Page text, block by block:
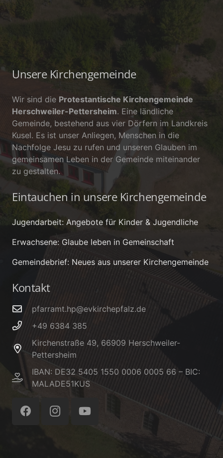
Unsere Kirchengemeinde
Wir sind die Protestantische Kirchengemeinde
Herschweiler-Pettersheim. Eine ländliche
Gemeinde, bestehend aus vier Dörfern im Landkreis
Kusel. Es ist unser Anliegen, Menschen in die
Nachfolge Jesu zu rufen und unseren Glauben im
gemeinsamen Leben in der Gemeinde miteinander
zu gestalten.
Eintauchen in unsere Kirchengemeinde
Jugendarbeit: Angebote für Kinder & Jugendliche
Erwachsene: Glaube leben in Gemeinschaft
Gemeindebrief: Neues aus unserer Kirchengemeinde
Kontakt
pfarramt.hp@evkirchepfalz.de
+49 6384 385
Kirchenstraße 49, 66909 Herschweiler-
Pettersheim
IBAN: DE32 5405 1550 0006 0005 66 – BIC:
MALADE51KUS